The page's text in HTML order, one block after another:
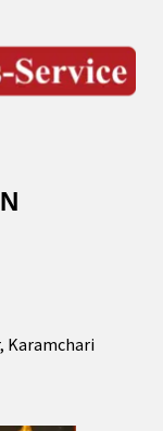
Karamchari